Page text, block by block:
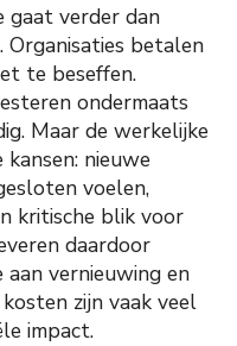
gaat verder dan
betalen
te beseffen.
ondermaats
Maar de werkelijke
nieuwe
voelen,
kritische blik voor
daardoor
aan vernieuwing en
zijn vaak veel
impact.